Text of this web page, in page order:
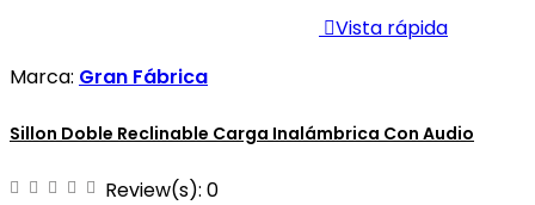
Vista rápida
Marca: Gran Fábrica
Sillon Doble Reclinable Carga Inalámbrica Con Audio
Review(s): 0